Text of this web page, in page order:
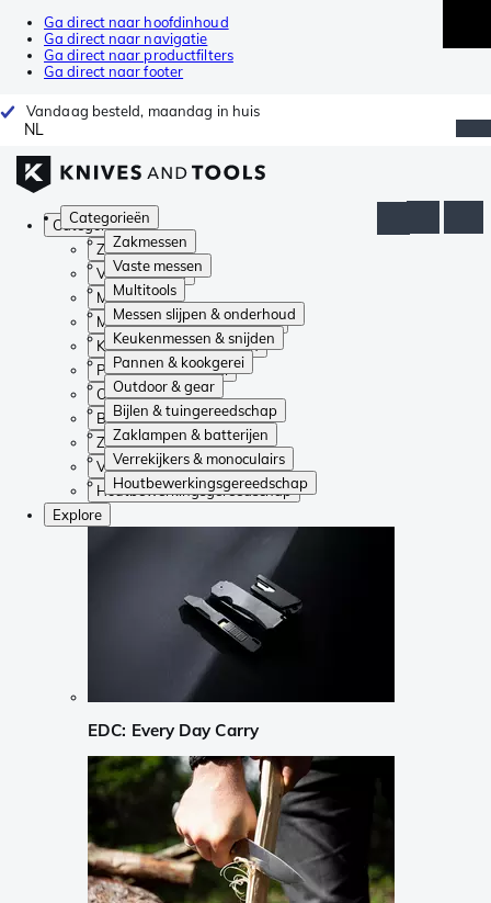
Ga direct naar hoofdinhoud
Ga direct naar navigatie
Ga direct naar productfilters
Ga direct naar footer
Vandaag besteld, maandag in huis
NL
Categorieën
Zakmessen
Vaste messen
Multitools
Messen slijpen & onderhoud
Keukenmessen & snijden
Pannen & kookgerei
Outdoor & gear
Bijlen & tuingereedschap
Zaklampen & batterijen
Verrekijkers & monoculairs
Houtbewerkingsgereedschap
Categorieën
Zakmessen
Vaste messen
Multitools
Messen slijpen & onderhoud
Keukenmessen & snijden
Pannen & kookgerei
Outdoor & gear
Bijlen & tuingereedschap
Zaklampen & batterijen
Verrekijkers & monoculairs
Houtbewerkingsgereedschap
Explore
EDC: Every Day Carry